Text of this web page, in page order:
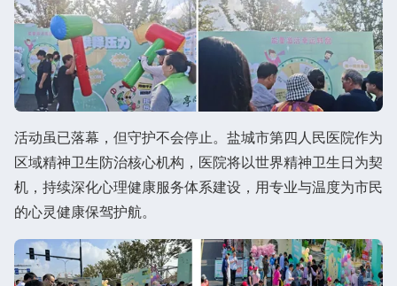
活动虽已落幕，但守护不会停止。盐城市第四人民医院作为
区域精神卫生防治核心机构，医院将以世界精神卫生日为契
机，持续深化心理健康服务体系建设，用专业与温度为市民
的心灵健康保驾护航。